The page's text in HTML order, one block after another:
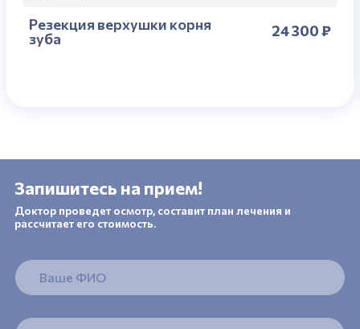
Резекция верхушки корня
зуба
24 300 ₽
Запишитесь на прием!
Доктор проведет осмотр, составит план лечения и
рассчитает его стоимость.